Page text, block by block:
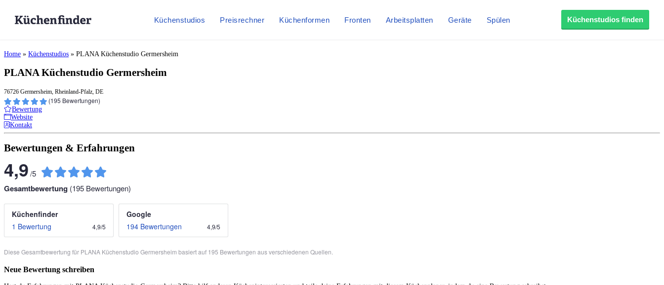
Küchenstudios Preisrechner Küchenformen Fronten Arbeitsplatten Geräte Spülen Küchenstudios finden
Home » Küchenstudios » PLANA Küchenstudio Germersheim
PLANA Küchenstudio Germersheim
76726 Germersheim, Rheinland-Pfalz, DE
(195 Bewertungen)
Bewertung
Website
Kontakt
Bewertungen & Erfahrungen
4,9/5
Gesamtbewertung (195 Bewertungen)
Küchenfinder
1 Bewertung
4,9/5
Google
194 Bewertungen
4,9/5
Diese Gesamtbewertung für PLANA Küchenstudio Germersheim basiert auf 195 Bewertungen aus verschiedenen Quellen.
Neue Bewertung schreiben